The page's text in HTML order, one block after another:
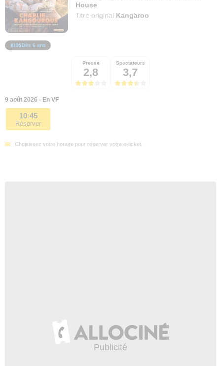
House
Titre original Kangaroo
Dès 6 ans
Presse
2,8
Spectateurs
3,7
9 août 2026 - En VF
10:45
Réserver
Choisissez votre horaire pour réserver votre e-ticket.